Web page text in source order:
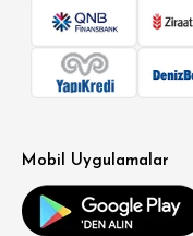
Mobil Uygulamalar